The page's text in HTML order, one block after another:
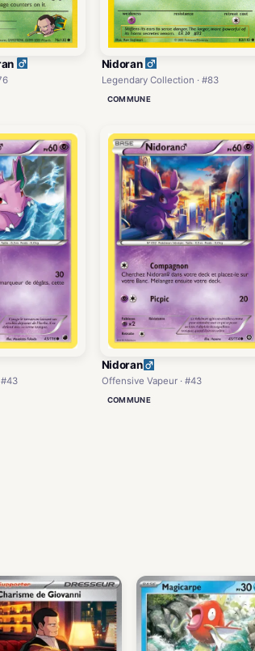
Nidoran
Legendary Collection · #83
COMMUNE
#43
Nidoran
Offensive Vapeur · #43
COMMUNE